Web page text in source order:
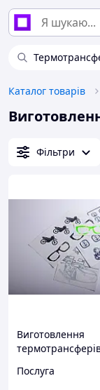
Каталог товарів
Фільтри
Виготовлення
Тріада-М
Послуга